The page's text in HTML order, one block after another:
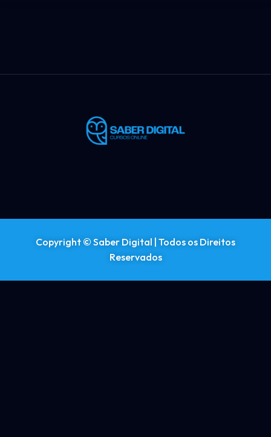
Copyright © Saber Digital | Todos os Direitos
Reservados